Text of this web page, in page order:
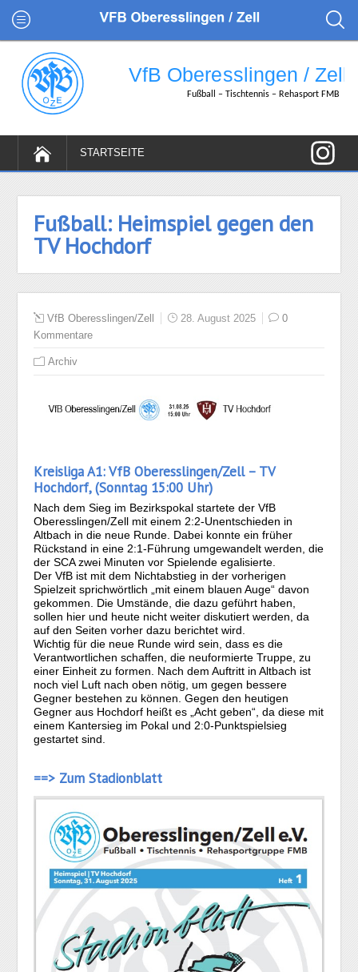
Fußball: Heimspiel gegen den
TV Hochdorf
VfB Oberesslingen/Zell 28. August 2025
0
Kommentare
Archiv
Kreisliga A1: VfB Oberesslingen/Zell – TV
Hochdorf, (Sonntag 15:00 Uhr)
Nach dem Sieg im Bezirkspokal startete der VfB
Oberesslingen/Zell mit einem 2:2-Unentschieden in
Altbach in die neue Runde. Dabei konnte ein früher
Rückstand in eine 2:1-Führung umgewandelt werden, die
der SCA zwei Minuten vor Spielende egalisierte.
Der VfB ist mit dem Nichtabstieg in der vorherigen
Spielzeit sprichwörtlich „mit einem blauen Auge“ davon
gekommen. Die Umstände, die dazu geführt haben,
sollen hier und heute nicht weiter diskutiert werden, da
auf den Seiten vorher dazu berichtet wird.
Wichtig für die neue Runde wird sein, dass es die
Verantwortlichen schaffen, die neuformierte Truppe, zu
einer Einheit zu formen. Nach dem Auftritt in Altbach ist
noch viel Luft nach oben nötig, um gegen bessere
Gegner bestehen zu können. Gegen den heutigen
Gegner aus Hochdorf heißt es „Acht geben“, da diese mit
einem Kantersieg im Pokal und 2:0-Punktspielsieg
gestartet sind.
==> Zum Stadionblatt